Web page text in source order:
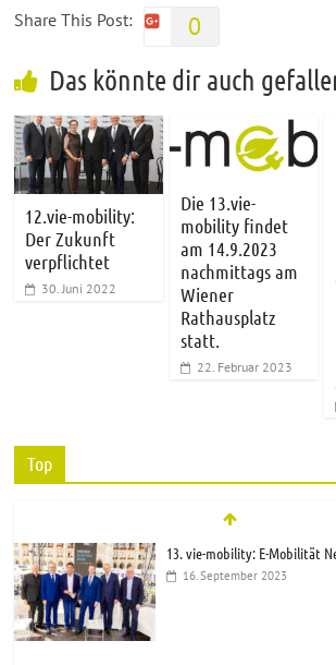
Share This Post: 0
Das könnte dir auch
12.vie-mobility:
Der Zukunft
verpflichtet
30. Juni 2022
Die 13.vie-
mobility findet
am 14.9.2023
nachmittags am
Wiener
Rathausplatz
statt.
22. Februar 2023
Top
13. vie-mobility: E-Mobilität
16. September 2023